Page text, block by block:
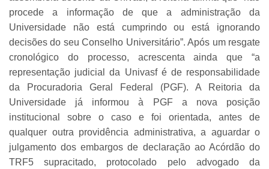
procede a informação de que a administração da
Universidade não está cumprindo ou está ignorando
decisões do seu Conselho Universitário”. Após um resgate
cronológico do processo, acrescenta ainda que “a
representação judicial da Univasf é de responsabilidade
da Procuradoria Geral Federal (PGF). A Reitoria da
Universidade já informou à PGF a nova posição
institucional sobre o caso e foi orientada, antes de
qualquer outra providência administrativa, a aguardar o
julgamento dos embargos de declaração ao Acórdão do
TRF5 supracitado, protocolado pelo advogado da